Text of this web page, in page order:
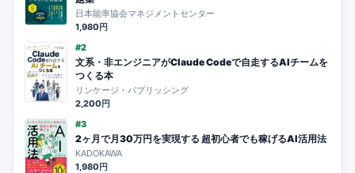
日本能率協会マネジメントセンター
1,980円
#2
文系・非エンジニアがClaude Codeで自走するAIチームを
つくる本
リンケージ・パブリッシング
2,200円
#3
2ヶ月で月30万円を実現する 超初心者でも稼げるAI活用法
KADOKAWA
1,980円